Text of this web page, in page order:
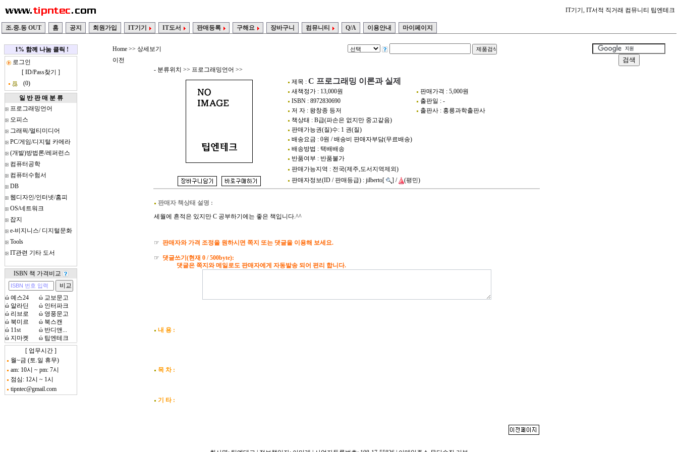
IT기기, IT서적 직거래 컴뮤니티 팁엔테크
조.중.동 OUT 홈 공지 회원가입 IT기기 IT도서 판매등록 구해요 장바구니 컴뮤니티 Q/A 이용안내 마이페이지
1% 함께 나눔 클릭 !
로그인
[ ID/Pass찾기 ]
(0)
일 반 판 매 분 류
프로그래밍언어
오피스
그래픽/멀티미디어
PC/게임/디지털 카메라
(개발)방법론/레퍼런스
컴퓨터공학
컴퓨터수험서
DB
웹디자인/인터넷/홈피
OS/네트워크
잡지
e-비지니스/ 디지털문화
Tools
IT관련 기타 도서
ISBN 책 가격비교
ώ 예스24 ώ 교보문고
ώ 알라딘 ώ 인터파크
ώ 리브로 ώ 영풍문고
ώ 북미르 ώ 북스캔
ώ 11st ώ 반디앤...
ώ 지마켓 ώ 팁엔테크
[ 업무시간 ]
월~금 (토.일 휴무)
am: 10시 ~ pm: 7시
점심: 12시 ~ 1시
tipntec@gmail.com
Home >> 상세보기
이전
- 분류위치 >> 프로그래밍언어 >>
제목 : C 프로그래밍 이론과 실제
새책정가 : 13,000원
판매가격 : 5,000원
ISBN : 8972830690
출판일 : -
저 자 : 왕창종 등저
출판사 : 홍릉과학출판사
책상태 : B급(파손은 없지만 중고같음)
판매가능권(질)수: 1 권(질)
배송요금 : 0원 / 배송비 판매자부담(무료배송)
배송방법 : 택배배송
반품여부 : 반품불가
판매가능지역 : 전국(제주,도서지역제외)
판매자정보(ID / 판매등급) : jilberto[
] / (평민)
판매자 책상태 설명 :
세월에 흔적은 있지만 C 공부하기에는 좋은 책입니다.^^
☞ 판매자와 가격 조정을 원하시면 쪽지 또는 댓글을 이용해 보세요.
☞ 댓글쓰기(현재 0 / 500byte):
댓글은 쪽지와 메일로도 판매자에게 자동발송 되어 편리 합니다.
내 용 :
목 차 :
기 타 :